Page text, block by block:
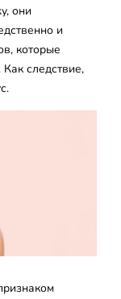
они
и
которые
следствие,